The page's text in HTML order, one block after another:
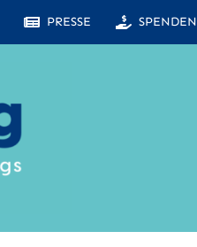
PRESSE SPENDEN